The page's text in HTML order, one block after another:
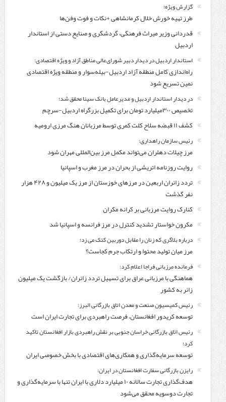
گزارش ویژه؛
طرز تهیه خورش خلال کرمانشاهی +نکات و فوت وفن‌ها
قدردانی وزیر میراث فرهنگی، گردشگری و صنایع دستی از استاندار
اردبیل
استاندار اردبیل در دیدار دبیر شورای‌عالی مناطق آزاد و ویژه اقتصادی:
راه‌اندازی کامل منطقه آزاد اردبیل-بیله‌سوار و منطقه ویژه اقتصادی
نمین تسریع شود
در دیدار استاندار اردبیل و مدیرعامل بانک سینا محقق شد؛
تخصیص ۳۰۰میلیارد تومان برای تکمیل بزرگراه اردبیل-سرچم
کشف ۱۱ قبضه سلاح کلت کمری توسط مرزبانان هنگ مرزی ارومیه
رئیس سازمان راهداری:
مرز چیلات دهلران می‌تواند مکمل مرز بین‌المللی مهران شود
روایت روزنامه اتریشی از بحران در مرز مغرب و اسپانیا
تردد زائران اربعین در مرزهای خوزستان از مرز یک میلیون و ۴۲۸ هزار
نفر گذشت
کنارک روایت مرزبانی بر کرانه مکران
مکرون خواستار تشدید کنترل‌ در مرز فرانسه و اسپانیا شد
درباره بلاگری که زنان را مقابل دوربین کتک می زد؛
مرز میان تولید محتوا و ارتکاب جرم کجاست؟
فرمانده مرزبانی فراجا اعلام کرد:
هماهنگی با مرزبانی عراق برای تسهیل تردد زائران/ بازگشت یک میلیون
زائر به کشور
رئیس کمیسیون صنعت و معدن اتاق بازرگانی البرز:
توسعه کریدور افغانستان، فرصت راهبردی برای تجارت ایران است
رئیس اتاق بازرگانی خراسان جنوبی بر نقش راهبردی بازار افغانستان تاکید
کرد؛
توسعه سرمایه‌گذاری و همکاری‌های اقتصادی با بخش خصوصی ایران
رایزن بازرگانی سفارت افغانستان در ایران:
هدف‌گذاری تجارت سالانه ۱۰ میلیارد دلاری با ایران تنها با سرمایه‌گذاری و
تجارت دوسویه محقق می‌شود